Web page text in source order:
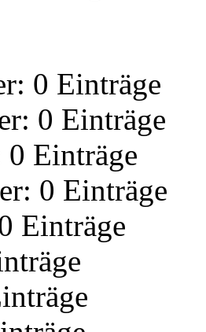
0 Einträge
0 Einträge
0 Einträge
0 Einträge
Einträge